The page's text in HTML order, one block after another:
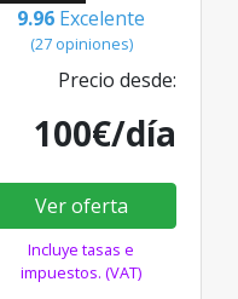
9.96 Excelente
(27 opiniones)
Precio desde:
100€/día
Ver oferta
Incluye tasas e
impuestos. (VAT)